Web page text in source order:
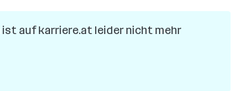
ist auf karriere.at leider nicht mehr